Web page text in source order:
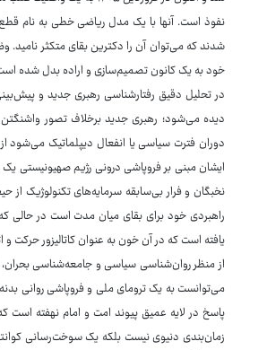
نفوذ است. آنها با یک مدل ریاضی خطی به نام قطع
شدند که می‌توان آن را دکترین بقای متکثر نامید.
خود به یک کانون تصمیم‌سازی و اراده بدل شده
در تحلیل دقیق رفتارشناسی رهبری جدید و
دوران فترت سیاسی یا انفعال دیپلماتیک می‌شود
ایشان مبنی بر فروپاشی درونی رژیم
نخبگان و فرار بی‌سابقه سرمایه‌های تکنولوژیک
راهبردی خود برای بقای میان مدت است در حالی‌
یافته ‌است که در آن خون به عنوان کاتالیزور
از منظر روان‌شناسی سیاسی و جامعه‌شناسی
می‌توانست به یک ترومای ملی و فروپاشی روانی
پاسخ در لایه عمیق پیوند امت و امام نهفته است
زمان‌بندی دنیوی نیست بلکه یک سوخت‌رسانی